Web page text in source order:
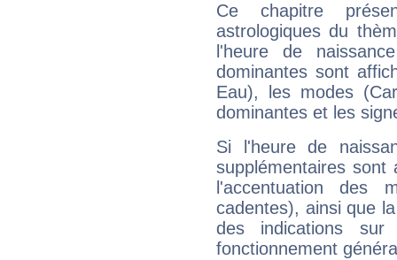
Ce chapitre
astrologiques du
l'heure de
dominantes sont
Eau), les modes
dominantes et les
Si l'heure de
supplémentaires sont
l'accentuation des
cadentes), ainsi que
des indications sur
fonctionnement